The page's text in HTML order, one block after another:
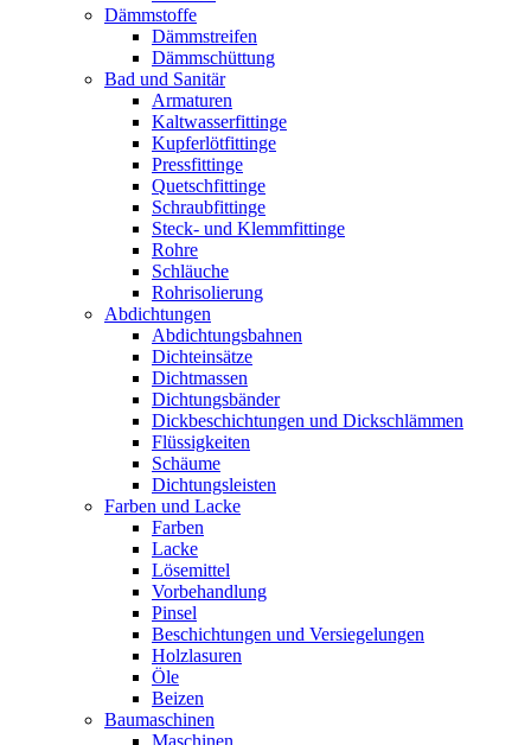
Dämmstoffe
Dämmstreifen
Dämmschüttung
Bad und Sanitär
Armaturen
Kaltwasserfittinge
Kupferlötfittinge
Pressfittinge
Quetschfittinge
Schraubfittinge
Steck- und Klemmfittinge
Rohre
Schläuche
Rohrisolierung
Abdichtungen
Abdichtungsbahnen
Dichteinsätze
Dichtmassen
Dichtungsbänder
Dickbeschichtungen und Dickschlämmen
Flüssigkeiten
Schäume
Dichtungsleisten
Farben und Lacke
Farben
Lacke
Lösemittel
Vorbehandlung
Pinsel
Beschichtungen und Versiegelungen
Holzlasuren
Öle
Beizen
Baumaschinen
Maschinen